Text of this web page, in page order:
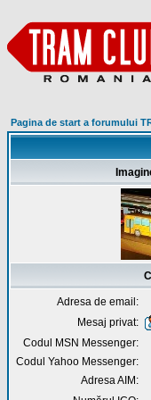
Pagina de start a forumului
Adresa de email:
Mesaj privat:
Codul MSN Messenger:
Codul Yahoo Messenger:
Adresa AIM: